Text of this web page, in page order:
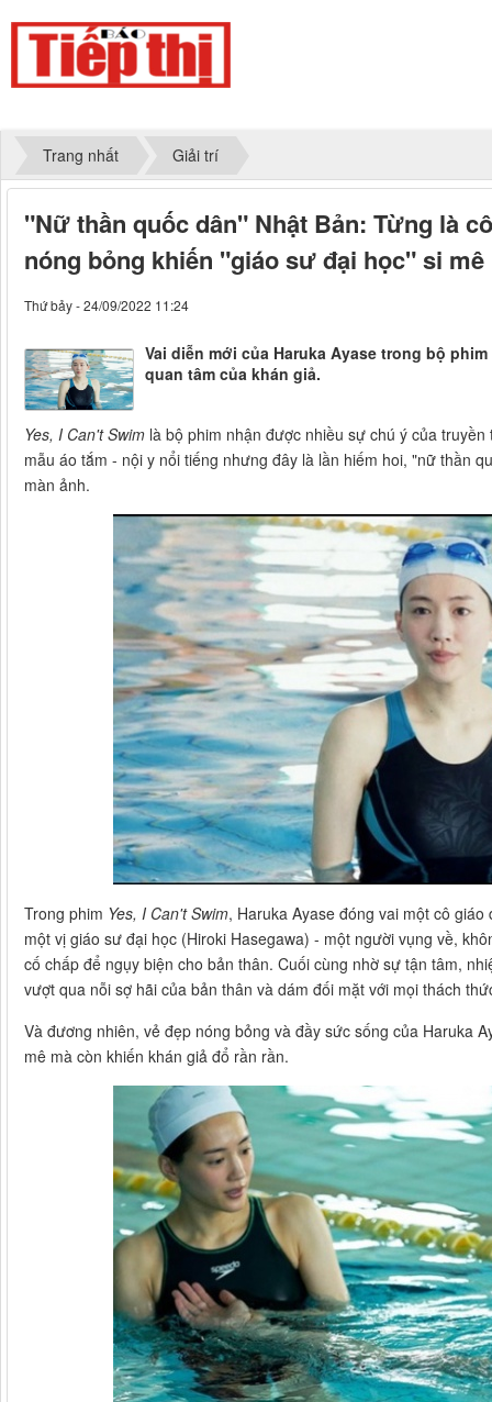
Trang nhất Giải trí
"Nữ thần quốc dân" Nhật Bản: Từng là
nóng bỏng khiến "giáo sư đại học" si mê
Thứ bảy - 24/09/2022 11:24
Vai diễn mới của Haruka Ayase trong bộ
quan tâm của khán giả.
Yes, I Can't Swim là bộ phim nhận được nhiều sự chú ý của
mẫu áo tắm - nội y nổi tiếng nhưng đây là lần hiếm hoi, "nữ thần
màn ảnh.
Trong phim Yes, I Can't Swim, Haruka Ayase đóng vai một cô
một vị giáo sư đại học (Hiroki Hasegawa) - một người vụng về,
cố chấp để ngụy biện cho bản thân. Cuối cùng nhờ sự tận tâm,
vượt qua nỗi sợ hãi của bản thân và dám đối mặt với mọi thách
Và đương nhiên, vẻ đẹp nóng bỏng và đầy sức sống của Haruka
mê mà còn khiến khán giả đổ rần rần.